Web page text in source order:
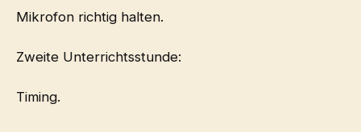
Mikrofon richtig halten.
Zweite Unterrichtsstunde:
Timing.